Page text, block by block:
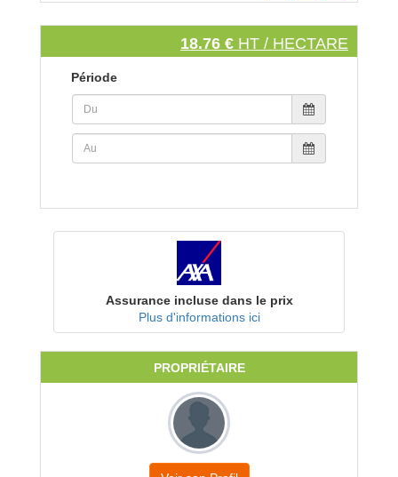
18.76 € HT / HECTARE
Période
Assurance incluse dans le prix
Plus d'informations ici
PROPRIÉTAIRE